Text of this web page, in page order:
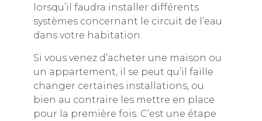
lorsqu’il faudra installer différents
systèmes concernant le circuit de l’eau
dans votre habitation.
Si vous venez d’acheter une maison ou
un appartement, il se peut qu’il faille
changer certaines installations, ou
bien au contraire les mettre en place
pour la première fois. C’est une étape